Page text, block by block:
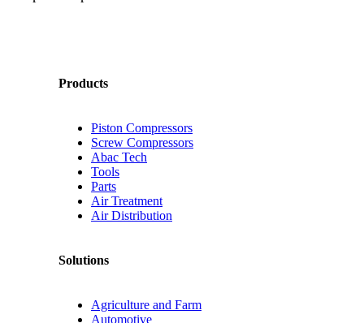
Products
Piston Compressors
Screw Compressors
Abac Tech
Tools
Parts
Air Treatment
Air Distribution
Solutions
Agriculture and Farm
Automotive